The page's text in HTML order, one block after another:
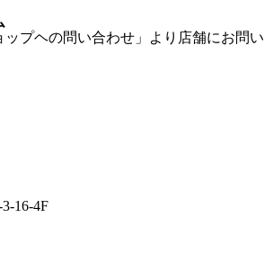
プヘの問い合わせ」より店舗にお問い
16-4F